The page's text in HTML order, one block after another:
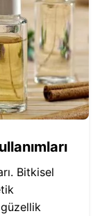
Bitkisel